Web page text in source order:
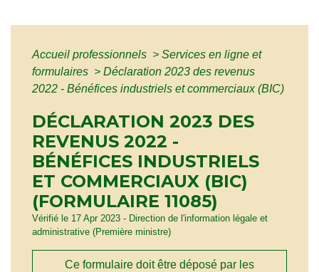
Accueil professionnels > Services en ligne et
formulaires > Déclaration 2023 des revenus
2022 - Bénéfices industriels et commerciaux (BIC)
DÉCLARATION 2023 DES
REVENUS 2022 -
BÉNÉFICES INDUSTRIELS
ET COMMERCIAUX (BIC)
(FORMULAIRE 11085)
Vérifié le 17 Apr 2023 - Direction de l'information légale et
administrative (Première ministre)
Ce formulaire doit être déposé par les